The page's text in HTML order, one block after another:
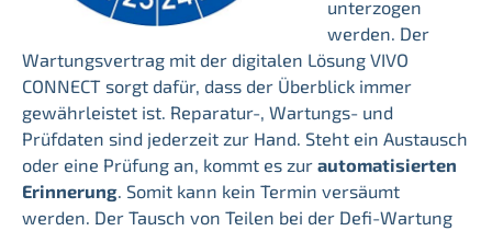
unterzogen
werden. Der
Wartungsvertrag mit der digitalen Lösung VIVO
CONNECT sorgt dafür, dass der Überblick immer
gewährleistet ist. Reparatur-, Wartungs- und
Prüfdaten sind jederzeit zur Hand. Steht ein Austausch
oder eine Prüfung an, kommt es zur automatisierten
Erinnerung. Somit kann kein Termin versäumt
werden. Der Tausch von Teilen bei der Defi-Wartung